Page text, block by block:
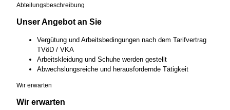
Abteilungsbeschreibung
Unser Angebot an Sie
Vergütung und Arbeitsbedingungen nach dem Tarifvertrag
TVöD / VKA
Arbeitskleidung und Schuhe werden gestellt
Abwechslungsreiche und herausfordernde Tätigkeit
Wir erwarten
Wir erwarten